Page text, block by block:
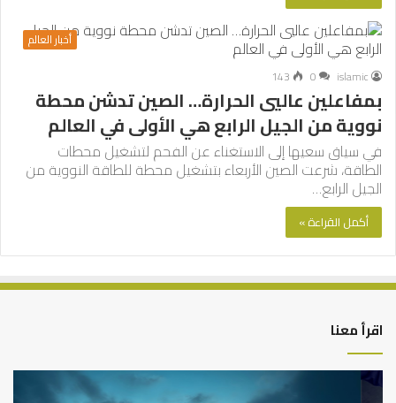
أخبار العالم
islamic
0
143
بمفاعلين عاليي الحرارة… الصين تدشن محطة
نووية من الجيل الرابع هي الأولى في العالم
في سياق سعيها إلى الاستغناء عن الفحم لتشغيل محطات
الطاقة، شرعت الصين الأربعاء بتشغيل محطة للطاقة النووية من
الجيل الرابع…
أكمل القراءة »
اقرأ معنا
التوازن